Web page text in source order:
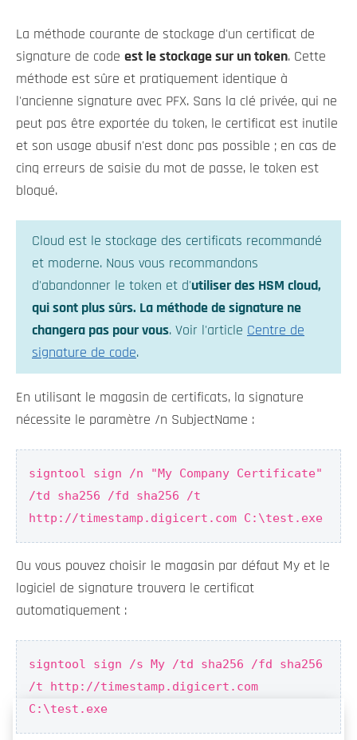
La méthode courante de stockage d'un certificat de
signature de code est le stockage sur un token. Cette
méthode est sûre et pratiquement identique à
l'ancienne signature avec PFX. Sans la clé privée, qui ne
peut pas être exportée du token, le certificat est inutile
et son usage abusif n'est donc pas possible ; en cas de
cinq erreurs de saisie du mot de passe, le token est
bloqué.
Cloud est le stockage des certificats recommandé
et moderne. Nous vous recommandons
d'abandonner le token et d'utiliser des HSM cloud,
qui sont plus sûrs. La méthode de signature ne
changera pas pour vous. Voir l'article Centre de
signature de code.
En utilisant le magasin de certificats, la signature
nécessite le paramètre /n SubjectName :
signtool sign /n "My Company Certificate"
/td sha256 /fd sha256 /t
http://timestamp.digicert.com C:\test.exe
Ou vous pouvez choisir le magasin par défaut My et le
logiciel de signature trouvera le certificat
automatiquement :
signtool sign /s My /td sha256 /fd sha256
/t http://timestamp.digicert.com
C:\test.exe